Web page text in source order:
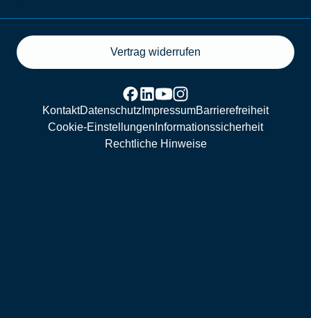
Vertrag widerrufen
KontaktDatenschutz ImpressumBarrierefreiheit
Cookie-Einstellungen Informationssicherheit
Rechtliche Hinweise